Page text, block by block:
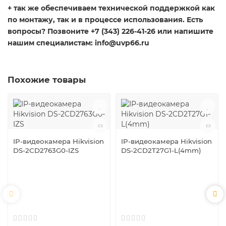
+ так же обеспечиваем технической поддержкой как
по монтажу, так и в процессе использования. Есть
вопросы? Позвоните +7 (343) 226-41-26 или напишите
нашим специалистам: info@uvp66.ru
Похожие товары
IP-видеокамера Hikvision
DS-2CD2763G0-IZS
IP-видеокамера Hikvision
DS-2CD2T27G1-L(4mm)